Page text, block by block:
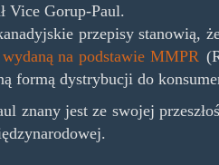
Vice Gorup-Paul.
przepisy stanowią,
na podstawie MMPR
formą dystrybucji do
znany jest ze swojej